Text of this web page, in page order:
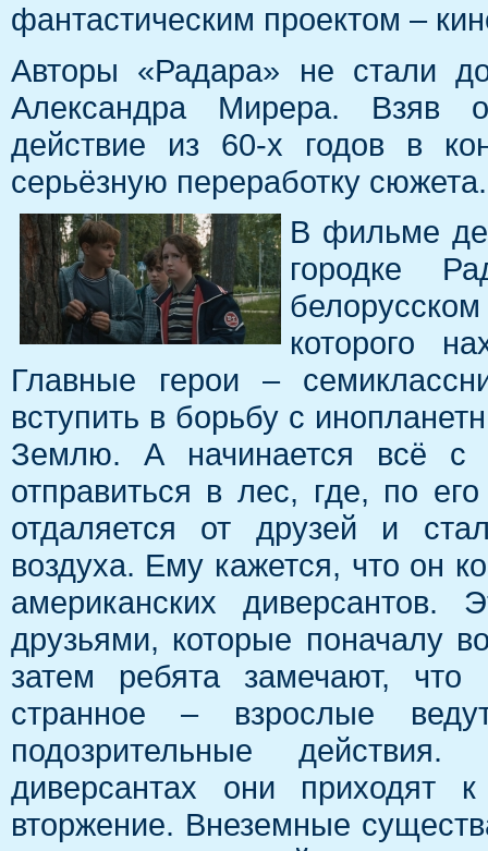
фантастическим проектом –
Авторы «Радара» не стали
Александра Мирера. Взяв
действие из 60-х годов в
серьёзную переработку сюжета.
В фильме
городке
которого
Главные герои –
вступить в борьбу с
Землю. А начинается всё с
отправиться в лес, где, по
отдаляется от друзей и
воздуха. Ему кажется, что он
американских
друзьями, которые поначалу
затем ребята замечают, что
странное – взрослые
подозрительные
диверсантах они приходят
вторжение. Внеземные